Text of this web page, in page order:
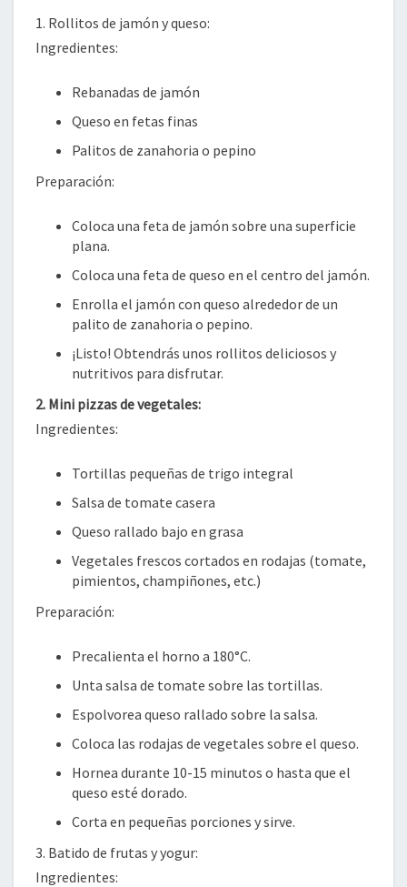
1. Rollitos de jamón y queso:
Ingredientes:
Rebanadas de jamón
Queso en fetas finas
Palitos de zanahoria o pepino
Preparación:
Coloca una feta de jamón sobre una superficie
plana.
Coloca una feta de queso en el centro del jamón.
Enrolla el jamón con queso alrededor de un
palito de zanahoria o pepino.
¡Listo! Obtendrás unos rollitos deliciosos y
nutritivos para disfrutar.
2. Mini pizzas de vegetales:
Ingredientes:
Tortillas pequeñas de trigo integral
Salsa de tomate casera
Queso rallado bajo en grasa
Vegetales frescos cortados en rodajas (tomate,
pimientos, champiñones, etc.)
Preparación:
Precalienta el horno a 180°C.
Unta salsa de tomate sobre las tortillas.
Espolvorea queso rallado sobre la salsa.
Coloca las rodajas de vegetales sobre el queso.
Hornea durante 10-15 minutos o hasta que el
queso esté dorado.
Corta en pequeñas porciones y sirve.
3. Batido de frutas y yogur:
Ingredientes: